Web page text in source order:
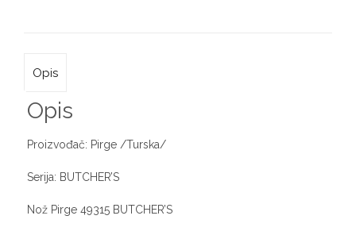
Opis
Opis
Proizvođač: Pirge /Turska/
Serija: BUTCHER’S
Nož Pirge 49315 BUTCHER’S